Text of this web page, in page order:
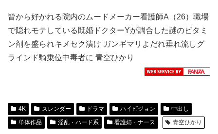
皆から好かれる院内のムードメーカー看護師A（26）職場
で隠れモテしている既婚ドクターYが調合した謎のビタミ
ン剤を盛られキメセク漬け ガンギマリよだれ垂れ流しグ
ラインド騎乗位中毒者に 青空ひかり
4K スレンダー ドラマ ハイビジョン
中出し
単体作品
淫乱・ハード系 看護婦・ナース 青空ひかり